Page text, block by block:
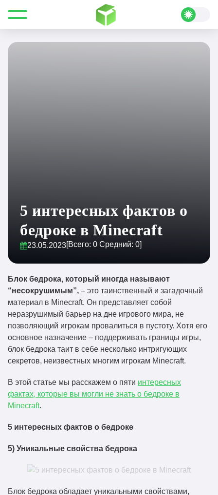
Все для Minecraft Полезные статьи
Подборки
5 интересных фактов о бедроке в Minecraft
5 интересных фактов о
бедроке в Minecraft
23.05.2023[Всего: 0 Средний: 0]
Блок бедрока, который иногда называют
“несокрушимым”, – это таинственный и загадочный
материал в Minecraft. Он представляет собой
неразрушимый барьер на дне игрового мира, не
позволяющий игрокам провалиться в пустоту. Хотя его
основное назначение – поддерживать границы игры,
блок бедрока таит в себе несколько интригующих
секретов, неизвестных многим игрокам Minecraft.
В этой статье мы расскажем о пяти интересных
фактах, которые вы могли не знать о бедроке в
Minecraft.
5 интересных фактов о бедроке
5) Уникальные свойства бедрока
Блок бедрока обладает уникальными свойствами,